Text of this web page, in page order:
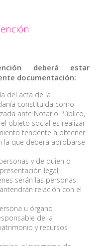
deberá estar
documentación:
del acta de la
constituida como
ante Notario Público,
objeto social es realizar
tendente a obtener
la que deberá aprobarse
y de quien o
legal;
serán las personas
relación con el
u órgano
de la
y recursos